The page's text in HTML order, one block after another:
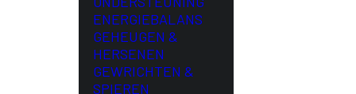
ENERGIEBALANS
GEHEUGEN &
HERSENEN
GEWRICHTEN &
SPIEREN